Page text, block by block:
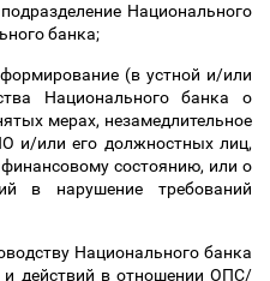
Национального
банка;
(в устной и/или
Национального банка о
мерах, незамедлительное
и/или его должностных лиц,
состоянию, или о
в нарушение требований
Национального банка
и действий в отношении ОПС/